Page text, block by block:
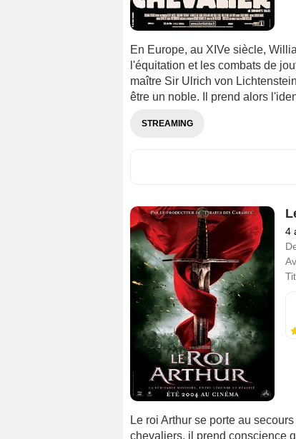
En Europe, au XIVe siècle,
l'équitation et les combats de
maître Sir Ulrich von
être un noble. Il prend alors
STREAMING
4
Le roi Arthur se porte au
chevaliers, il prend conscience